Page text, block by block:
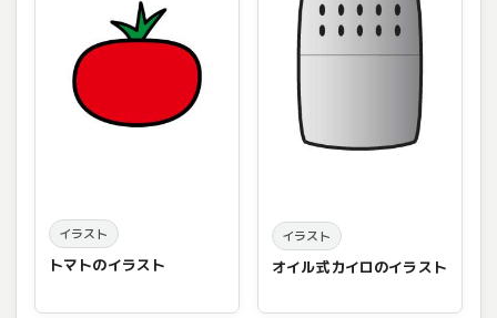
イラスト
トマトのイラスト
イラスト
オイル式カイロのイラスト